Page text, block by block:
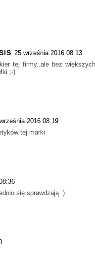
25 września 2016 08:13
tej firmy..ale bez
;-)
2016 08:19
tej marki
się sprawdzają :)